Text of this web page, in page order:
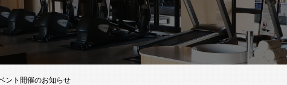
ント開催のお知らせ